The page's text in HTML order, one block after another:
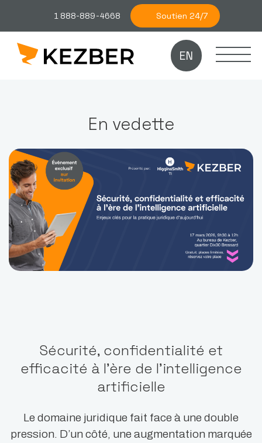
1 888-889-4668 Soutien 24/7
EN
En vedette
Sécurité, confidentialité et
efficacité à l’ère de l’intelligence
artificielle
Le domaine juridique fait face à une double
pression. D’un côté, une augmentation marquée